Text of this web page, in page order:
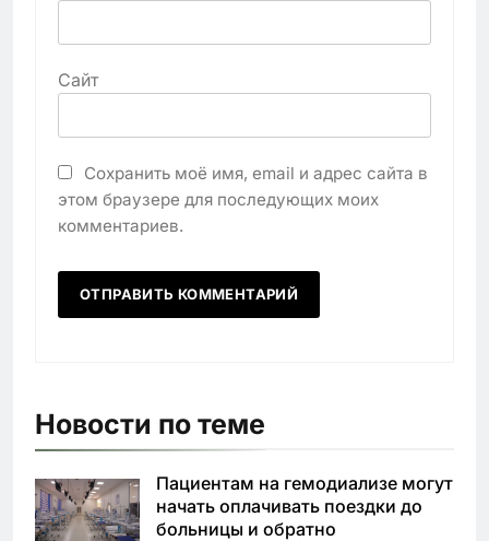
Сайт
Сохранить моё имя, email и адрес сайта в
этом браузере для последующих моих
комментариев.
Новости по теме
Пациентам на гемодиализе могут
начать оплачивать поездки до
больницы и обратно